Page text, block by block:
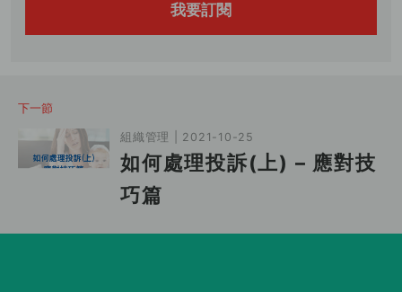
我要訂閱
下一節
組織管理 | 2021-10-25
如何處理投訴(上) – 應對技
巧篇